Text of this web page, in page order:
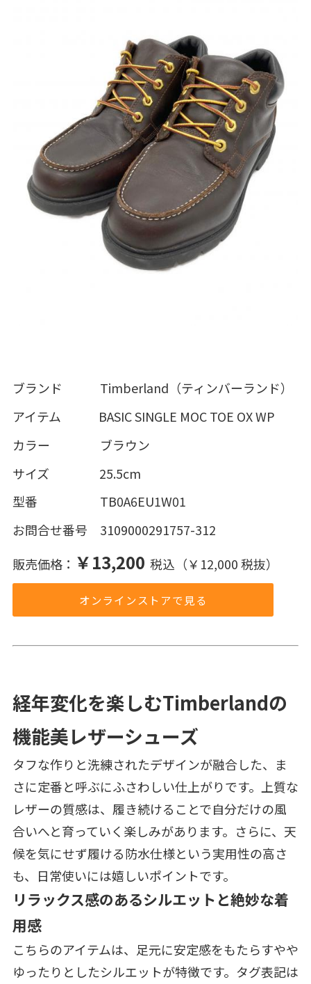
ブランド Timberland（ティンバーランド）
アイテム BASIC SINGLE MOC TOE OX WP
カラー ブラウン
サイズ 25.5cm
型番 TB0A6EU1W01
お問合せ番号 3109000291757-312
販売価格： ￥13,200 税込（￥12,000 税抜）
オンラインストアで見る
経年変化を楽しむTimberlandの
機能美レザーシューズ
タフな作りと洗練されたデザインが融合した、ま
さに定番と呼ぶにふさわしい仕上がりです。上質な
レザーの質感は、履き続けることで自分だけの風
合いへと育っていく楽しみがあります。さらに、天
候を気にせず履ける防水仕様という実用性の高さ
も、日常使いには嬉しいポイントです。
リラックス感のあるシルエットと絶妙な着
用感
こちらのアイテムは、足元に安定感をもたらすやや
ゆったりとしたシルエットが特徴です。タグ表記は